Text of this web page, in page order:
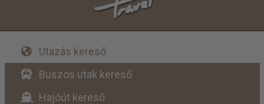
Utazás kereső
Buszos utak kereső
Hajóút kereső